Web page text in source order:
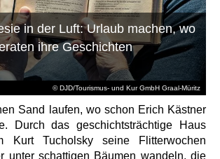
© DJD/Tourismus- und Kur GmbH Graal-Müritz
in der Luft: Urlaub machen, wo
ihre Geschichten
Sand laufen, wo schon Erich Kästner
Durch das geschichtsträchtige Haus
Kurt Tucholsky seine Flitterwochen
unter schattigen Bäumen wandeln, die